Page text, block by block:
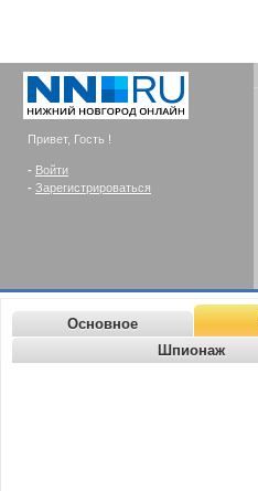
Привет, Гость !
- Войти
- Зарегистрироваться
Основное
Шпионаж